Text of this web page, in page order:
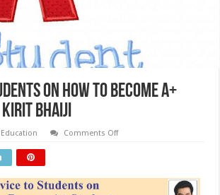
on How to Become A+
Bhaiji
Education Comments Offon
How